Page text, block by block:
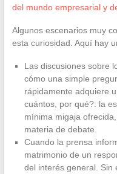
del mundo empresarial y
Algunos escenarios muy
esta curiosidad. Aquí hay
Las discusiones sobre
cómo una simple
rápidamente adquiere
cuántos, por qué?: la
mínima migaja
materia de debate.
Cuando la prensa
matrimonio de un
del interés general. Sin